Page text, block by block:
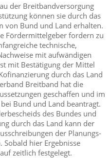
der Breitbandversorgung
können sie durch das
von Bund und Land erhalten.
Fördermittelgeber fordern zu
technische,
mit aufwändigen
mit Bestätigung der Mittel
durch das Land
Breitband hat die
geschaffen und im
Bund und Land beantragt.
des Bundes und
durch das Land kann der
der Planungs-
hier Ergebnisse
zeitlich festgelegt.